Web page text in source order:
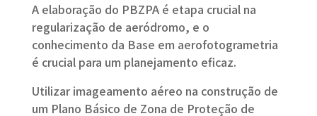
A elaboração do PBZPA é etapa crucial na
regularização de aeródromo, e o
conhecimento da Base em aerofotogrametria
é crucial para um planejamento eficaz.
Utilizar imageamento aéreo na construção de
um Plano Básico de Zona de Proteção de